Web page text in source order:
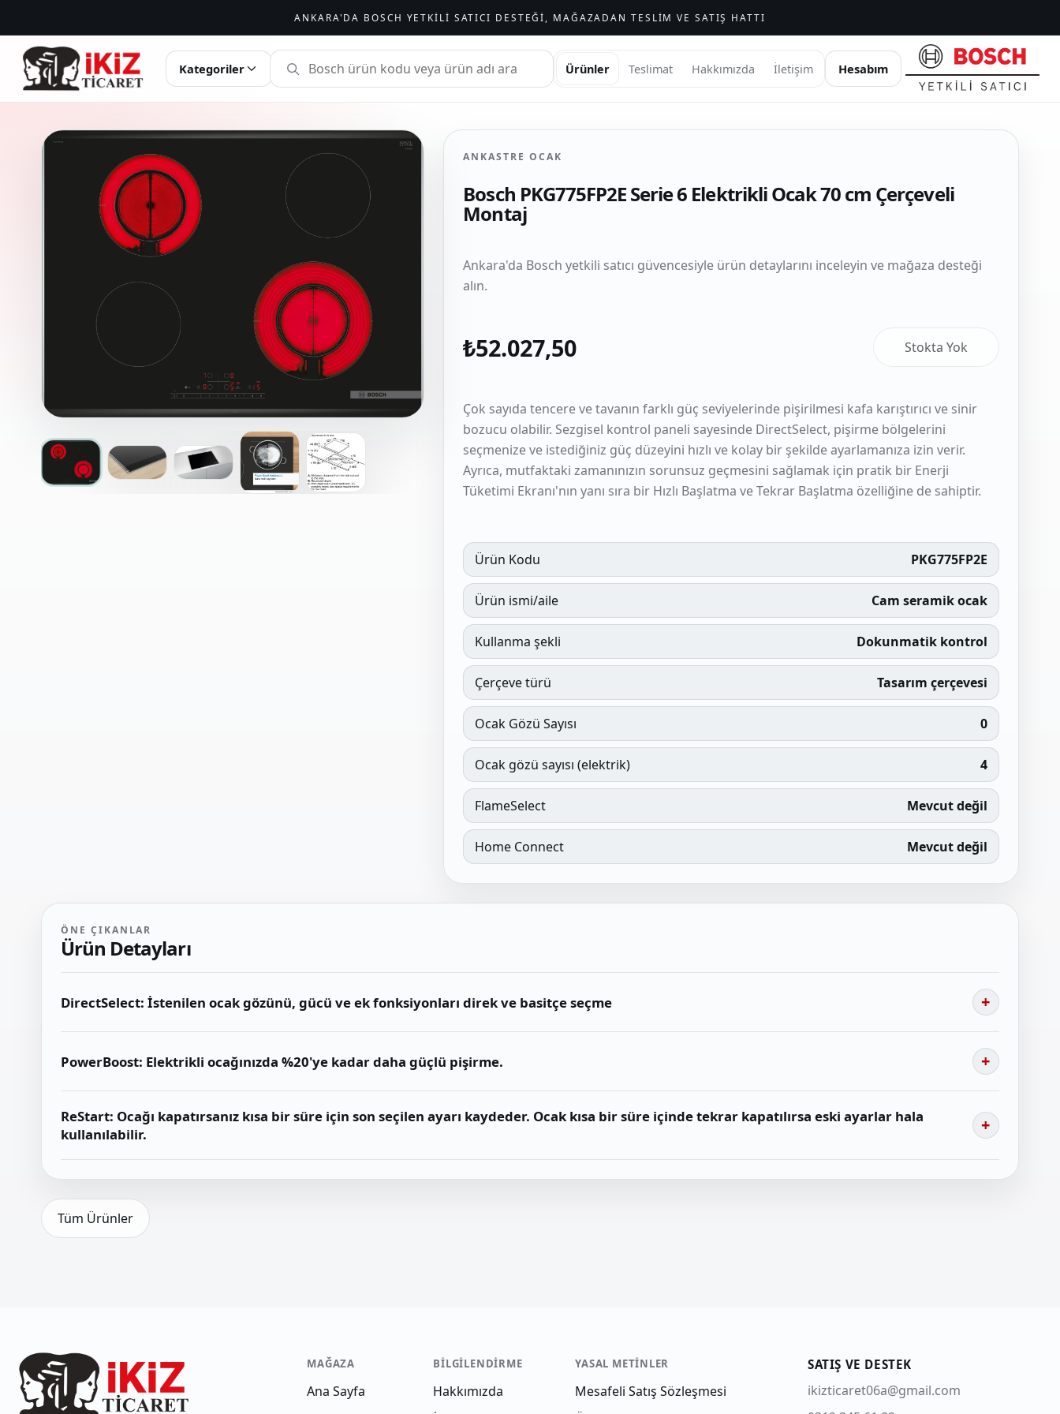
ANKARA'DA BOSCH YETKILI SATICI DESTEĞI, MAĞAZADAN TESLIM VE SATIŞ HATTI
İKIZ TICARET
Kategoriler Ürünler Teslimat Hakkımızda İletişim Hesabım
ANKASTRE OCAK
Bosch PKG775FP2E Serie 6 Elektrikli Ocak 70 cm Çerçeveli
Montaj
Ankara'da Bosch yetkili satıcı güvencesiyle ürün detaylarını inceleyin ve mağaza desteği
alın.
₺52.027,50 Stokta Yok
Çok sayıda tencere ve tavanın farklı güç seviyelerinde pişirilmesi kafa karıştırıcı ve sinir
bozucu olabilir. Sezgisel kontrol paneli sayesinde DirectSelect, pişirme bölgelerini
seçmenize ve istediğiniz güç düzeyini hızlı ve kolay bir şekilde ayarlamanıza izin verir.
Ayrıca, mutfaktaki zamanınızın sorunsuz geçmesini sağlamak için pratik bir Enerji
Tüketimi Ekranı'nın yanı sıra bir Hızlı Başlatma ve Tekrar Başlatma özelliğine de sahiptir.
Ürün Kodu PKG775FP2E
Ürün ismi/aile Cam seramik ocak
Kullanma şekli Dokunmatik kontrol
Çerçeve türü Tasarım çerçevesi
Ocak Gözü Sayısı 0
Ocak gözü sayısı (elektrik) 4
FlameSelect Mevcut değil
Home Connect Mevcut değil
ÖNE ÇIKANLAR
Ürün Detayları
DirectSelect: İstenilen ocak gözünü, gücü ve ek fonksiyonları direk ve basitçe seçme
PowerBoost: Elektrikli ocağınızda %20'ye kadar daha güçlü pişirme.
ReStart: Ocağı kapatırsanız kısa bir süre için son seçilen ayarı kaydeder. Ocak kısa bir süre içinde tekrar kapatılırsa eski ayarlar hala
kullanılabilir.
Tüm Ürünler
MAĞAZA
Ana Sayfa
BILGILENDIRME
Hakkımızda
YASAL METINLER
Mesafeli Satış Sözleşmesi
SATIŞ VE DESTEK
ikizticaret06a@gmail.com